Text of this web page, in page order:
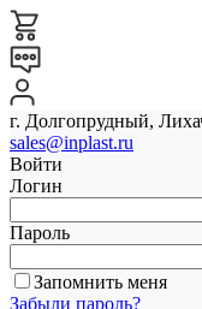
г. Долгопрудный,
sales@inplast.ru
Войти
Логин
Пароль
Запомнить меня
Забыли пароль?